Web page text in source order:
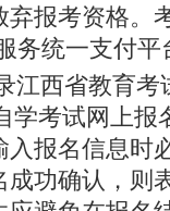
报考资格。
务统一支付平
江西省教育考
学考试网上报
报名信息时
功确认，则